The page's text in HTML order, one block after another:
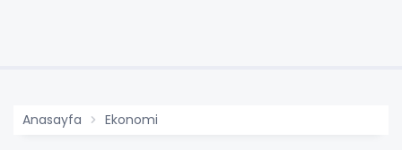
Anasayfa Ekonomi